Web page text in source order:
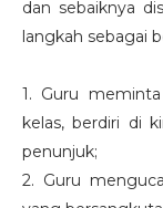
dan sebaiknya
langkah sebagai
1. Guru
kelas, berdiri di
penunjuk;
2. Guru